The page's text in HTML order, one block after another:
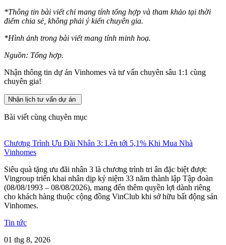
*Thông tin bài viết chỉ mang tính tổng hợp và tham khảo tại thời
điểm chia sẻ, không phải ý kiến chuyên gia.
*Hình ảnh trong bài viết mang tính minh hoạ.
Nguồn: Tổng hợp.
Nhận thông tin dự án Vinhomes và tư vấn chuyên sâu 1:1 cùng
chuyên gia!
Nhận lịch tư vấn dự án
Bài viết cùng chuyên mục
Chương Trình Ưu Đãi Nhân 3: Lên tới 5,1% Khi Mua Nhà
Vinhomes
Siêu quà tặng ưu đãi nhân 3 là chương trình tri ân đặc biệt được
Vingroup triển khai nhân dịp kỷ niệm 33 năm thành lập Tập đoàn
(08/08/1993 – 08/08/2026), mang đến thêm quyền lợi dành riêng
cho khách hàng thuộc cộng đồng VinClub khi sở hữu bất động sản
Vinhomes.
Tin tức
01 thg 8, 2026